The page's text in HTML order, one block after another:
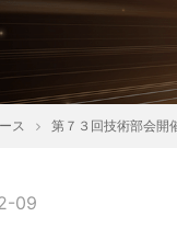
挨拶
ス 第７３回技術部会開
09